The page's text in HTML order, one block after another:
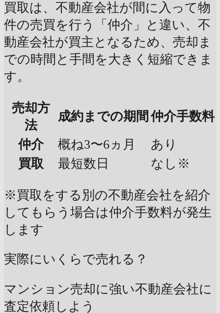
買取は、不動産会社が間に入って物
件の売買を行う「仲介」と違い、不
動産会社が買主となるため、売却ま
での時間と手間を大きく短縮できま
す。
売却方
法
成約までの期間 仲介手数料
仲介
概ね3〜6ヵ月
あり
買取
最短数日 なし※
※買取をする別の不動産会社を紹介
してもらう場合は仲介手数料が発生
します
実際にいくらで売れる？
マンション売却に強い不動産会社に
査定依頼しよう